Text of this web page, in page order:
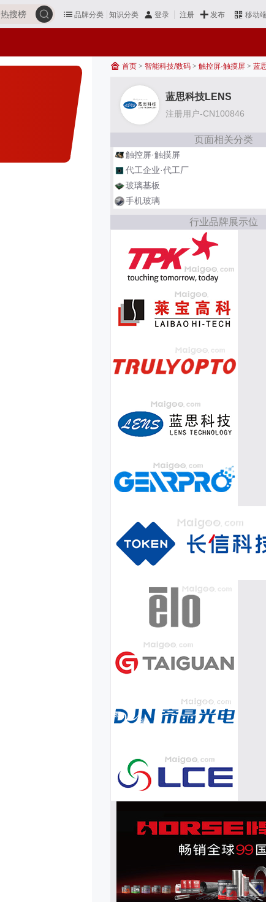
品牌分类 知识分类 登录 注册 发布 移动
热搜榜
首页 > 智能科技/数码 > 触控屏·触摸屏 > 蓝
蓝思科技LENS
注册用户-CN100846
页面相关分类
触控屏·触摸屏
代工企业·代工厂
玻璃基板
手机玻璃
行业品牌展示位